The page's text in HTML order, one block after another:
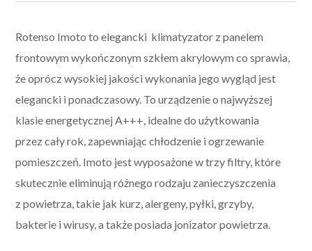
Rotenso Imoto to elegancki klimatyzator z panelem
frontowym wykończonym szkłem akrylowym co sprawia,
że oprócz wysokiej jakości wykonania jego wygląd jest
elegancki i ponadczasowy. To urządzenie o najwyższej
klasie energetycznej A+++, idealne do użytkowania
przez cały rok, zapewniając chłodzenie i ogrzewanie
pomieszczeń. Imoto jest wyposażone w trzy filtry, które
skutecznie eliminują różnego rodzaju zanieczyszczenia
z powietrza, takie jak kurz, alergeny, pyłki, grzyby,
bakterie i wirusy, a także posiada jonizator powietrza.